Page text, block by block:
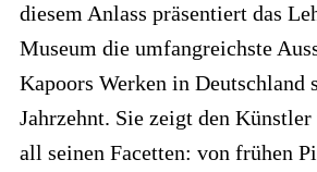
diesem Anlass präsentiert das
Museum die umfangreichste
Kapoors Werken in Deutschland
Jahrzehnt. Sie zeigt den
all seinen Facetten: von frühen